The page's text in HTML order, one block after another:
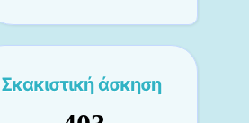
Σκακιστική άσκηση